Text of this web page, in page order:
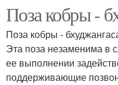
Поза кобры -
Поза кобры -
Эта поза незаменима в
ее выполнении
поддерживающие